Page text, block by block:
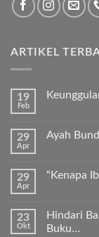
ARTIKEL
19
Feb
pada
Premium
29
Apr
Ayah
komentar
pada
ajari
anak
kita
29
Apr
“Kenapa
pada
“Kenapa
23
Okt
Hindari
Buku…